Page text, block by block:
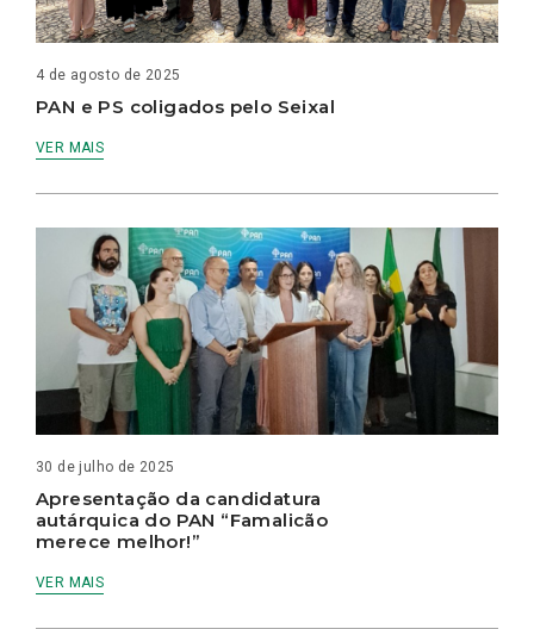
4 de agosto de 2025
PAN e PS coligados pelo Seixal
VER MAIS
30 de julho de 2025
Apresentação da candidatura
autárquica do PAN “Famalicão
merece melhor!”
VER MAIS